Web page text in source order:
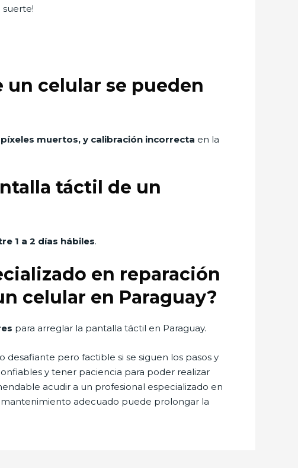
suerte!
un celular se pueden
muertos, y calibración incorrecta en la
táctil de un
1 a 2 días hábiles.
en reparación
celular en Paraguay?
para arreglar la pantalla táctil en Paraguay.
desafiante pero factible si se siguen los pasos y
y tener paciencia para poder realizar
acudir a un profesional especializado en
mantenimiento adecuado puede prolongar la